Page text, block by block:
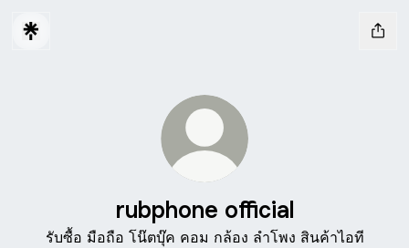
rubphone official
รับซื้อ มือถือ โน๊ตบุ๊ค คอม กล้อง ลำโพง สินค้าไอที